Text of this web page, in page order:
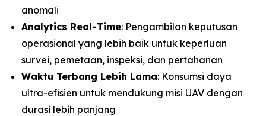
anomali
Analytics Real-Time: Pengambilan keputusan
operasional yang lebih baik untuk keperluan
survei, pemetaan, inspeksi, dan pertahanan
Waktu Terbang Lebih Lama: Konsumsi daya
ultra-efisien untuk mendukung misi UAV dengan
durasi lebih panjang